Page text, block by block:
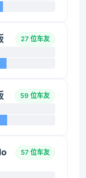
27 位车友
59 位车友
57 位车友